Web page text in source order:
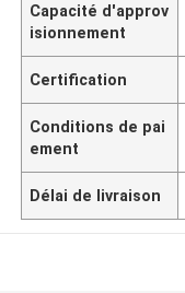
Capacité d'approv
isionnement
Certification
Conditions de pai
ement
Délai de livraison